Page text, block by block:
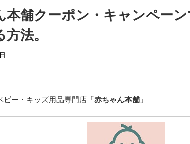
本舗クーポン・キャンペー
法。
ビー・キッズ用品専門店「赤ちゃん本舗 」